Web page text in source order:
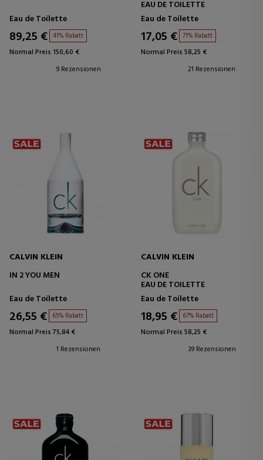
Eau de Toilette
89,25 € 41% Rabatt
Normal Preis 150,60 €
9 Rezensionen
EAU DE TOILETTE
Eau de Toilette
17,05 € 71% Rabatt
Normal Preis 58,25 €
21 Rezensionen
CALVIN KLEIN
IN 2 YOU MEN
Eau de Toilette
26,55 € 65% Rabatt
Normal Preis 75,84 €
1 Rezensionen
CALVIN KLEIN
CK ONE
EAU DE TOILETTE
Eau de Toilette
18,95 € 67% Rabatt
Normal Preis 58,25 €
39 Rezensionen